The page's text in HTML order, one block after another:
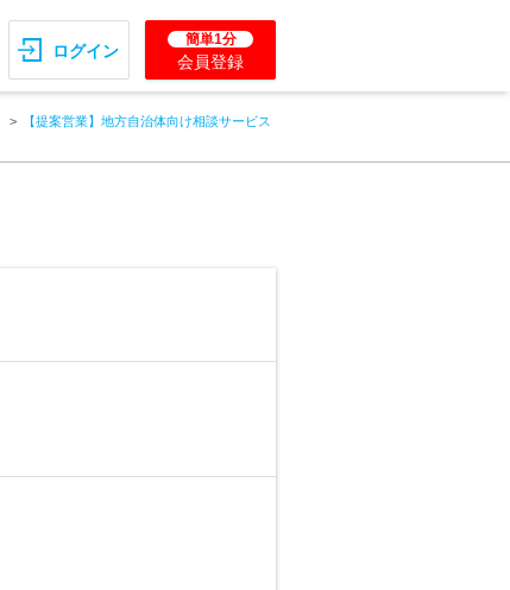
ログイン
簡単1分
会員登録
【提案営業】地方自治体向け相談サービス